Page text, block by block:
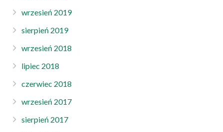
wrzesień 2019
sierpień 2019
wrzesień 2018
lipiec 2018
czerwiec 2018
wrzesień 2017
sierpień 2017